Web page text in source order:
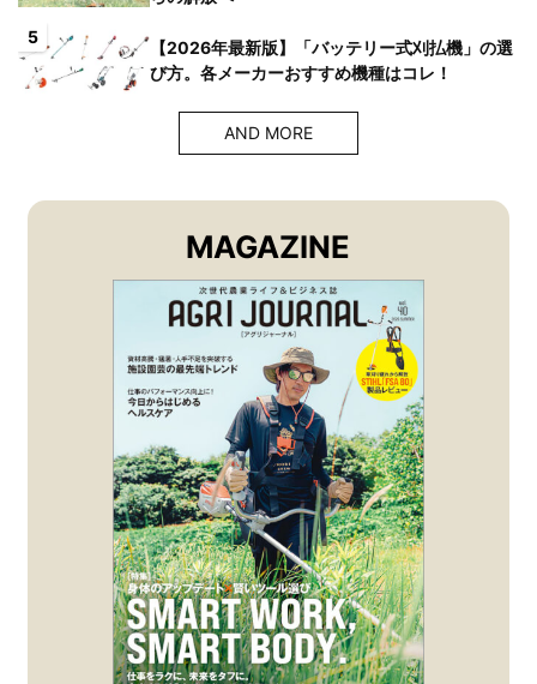
5
【2026年最新版】「バッテリー式刈払機」の選
び方。各メーカーおすすめ機種はコレ！
AND MORE
MAGAZINE